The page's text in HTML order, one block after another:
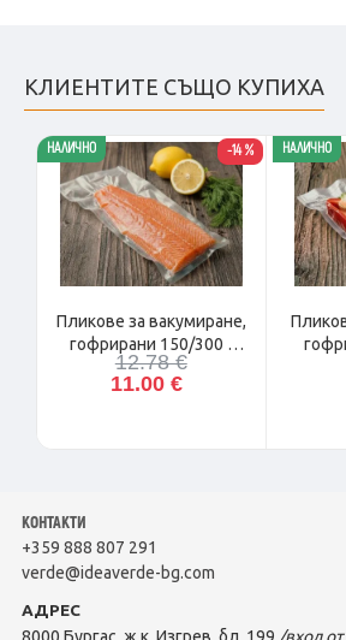
КЛИЕНТИТЕ СЪЩО КУПИХА
-14 %
НАЛИЧНО
Пликове за вакумиране,
гофрирани 150/300 -
100бр.
11.00 €
12.78 €
НАЛИЧНО
КОНТАКТИ
+359 888 807 291
verde@ideaverde-bg.com
АДРЕС